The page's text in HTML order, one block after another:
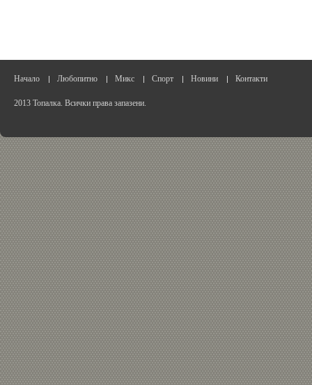
Начало Любопитно Микс Спорт Новини Контакти
2013 Топалка. Всички права запазени.